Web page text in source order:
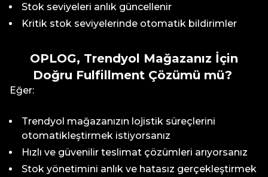
Stok seviyeleri anlık güncellenir
Kritik stok seviyelerinde otomatik bildirimler
OPLOG, Trendyol Mağazanız İçin
Doğru Fulfillment Çözümü mü?
Eğer:
Trendyol mağazanızın lojistik süreçlerini
otomatikleştirmek istiyorsanız
Hızlı ve güvenilir teslimat çözümleri arıyorsanız
Stok yönetimini anlık ve hatasız gerçekleştirmek